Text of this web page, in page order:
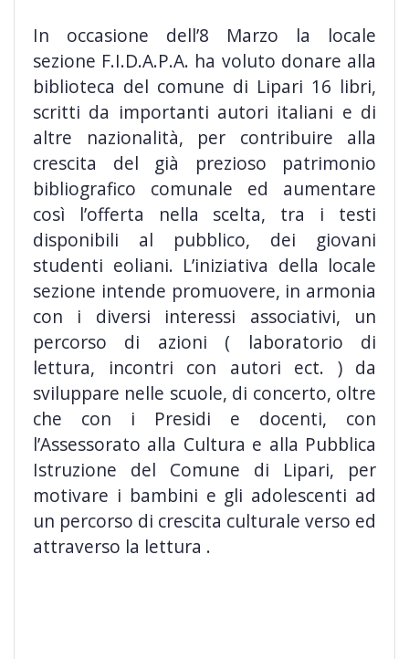
In occasione dell’8 Marzo la locale
sezione F.I.D.A.P.A. ha voluto donare alla
biblioteca del comune di Lipari 16 libri,
scritti da importanti autori italiani e di
altre nazionalità, per contribuire alla
crescita del già prezioso patrimonio
bibliografico comunale ed aumentare
così l’offerta nella scelta, tra i testi
disponibili al pubblico, dei giovani
studenti eoliani. L’iniziativa della locale
sezione intende promuovere, in armonia
con i diversi interessi associativi, un
percorso di azioni ( laboratorio di
lettura, incontri con autori ect. ) da
sviluppare nelle scuole, di concerto, oltre
che con i Presidi e docenti, con
l’Assessorato alla Cultura e alla Pubblica
Istruzione del Comune di Lipari, per
motivare i bambini e gli adolescenti ad
un percorso di crescita culturale verso ed
attraverso la lettura .